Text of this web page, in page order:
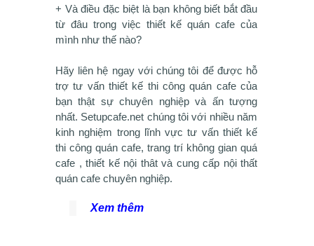
+ Và điều đặc biệt là bạn không biết bắt đầu
từ đâu trong việc thiết kế quán cafe của
mình như thế nào?
Hãy liên hệ ngay với chúng tôi để được hỗ
trợ tư vấn thiết kế thi công quán cafe của
bạn thật sự chuyên nghiệp và ấn tượng
nhất. Setupcafe.net chúng tôi với nhiều năm
kinh nghiệm trong lĩnh vực tư vấn thiết kế
thi công quán cafe, trang trí không gian quá
cafe , thiết kế nội thât và cung cấp nội thất
quán cafe chuyên nghiệp.
Xem thêm